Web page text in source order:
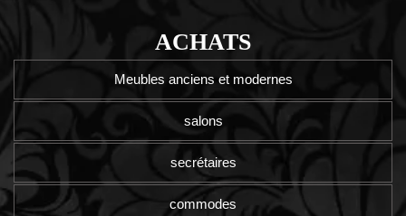
ACHATS
Meubles anciens et modernes
salons
secrétaires
commodes